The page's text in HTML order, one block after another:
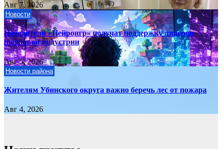
Авг 7, 2026
Новости
Победители «Нейроигр» получат поддержку лидеров
цифровой индустрии
Авг 5, 2026
Новости района
Жителям Убинского округа важно беречь лес от пожара
Авг 4, 2026